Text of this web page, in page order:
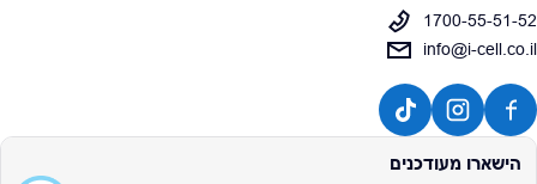
1700-55-51-52
info@i-cell.co.il
הישארו מעודכנים